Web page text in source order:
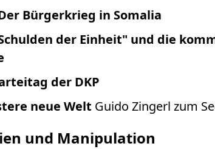
Bürgerkrieg in Somalia
der Einheit" und die
der DKP
neue Welt Guido Zingerl zum
und Manipulation